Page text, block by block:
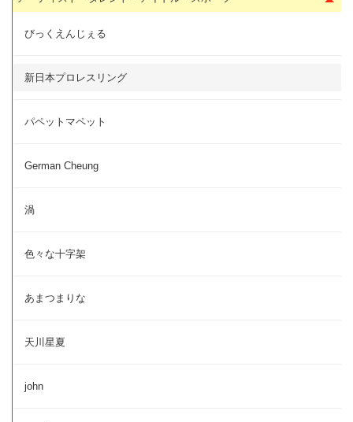
びっくえんじぇる
新日本プロレスリング
パペットマペット
German Cheung
渦
色々な十字架
あまつまりな
天川星夏
john